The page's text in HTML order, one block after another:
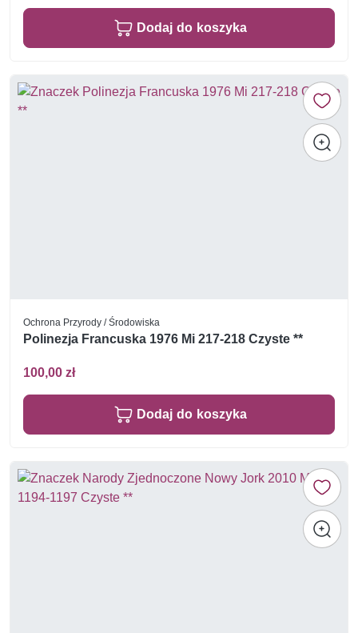
Dodaj do koszyka
Ochrona Przyrody / Środowiska
Polinezja Francuska 1976 Mi 217-218 Czyste **
100,00 zł
Dodaj do koszyka